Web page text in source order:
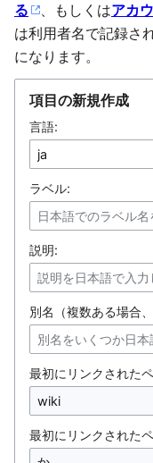
る
、もしくはアカ
は利用者名で記録さ
になります。
項目の新規作成
言語:
ラベル:
説明:
別名（複数ある場合
最初にリンクされた
最初にリンクされた